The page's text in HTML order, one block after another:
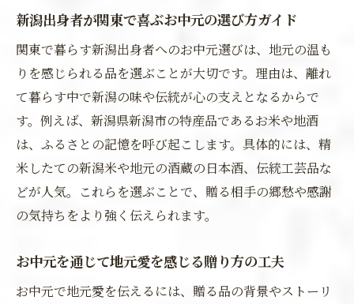
新潟出身者が関東で喜ぶお中元の選び方ガイド
関東で暮らす新潟出身者へのお中元選びは、地元の温も
りを感じられる品を選ぶことが大切です。理由は、離れ
て暮らす中で新潟の味や伝統が心の支えとなるからで
す。例えば、新潟県新潟市の特産品であるお米や地酒
は、ふるさとの記憶を呼び起こします。具体的には、精
米したての新潟米や地元の酒蔵の日本酒、伝統工芸品な
どが人気。これらを選ぶことで、贈る相手の郷愁や感謝
の気持ちをより強く伝えられます。
お中元を通じて地元愛を感じる贈り方の工夫
お中元で地元愛を伝えるには、贈る品の背景やストーリ